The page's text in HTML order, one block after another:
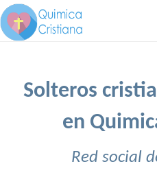
Solteros
en
Red social